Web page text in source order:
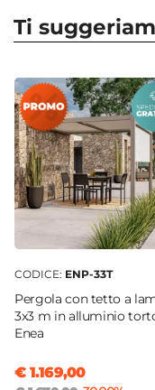
Dimensioni
Altezza
50 cm
Profondità Vaso
24 cm
Colore
Blu
Materiale
Appoggio
Ti
CODICE: ENP-33T
Pergola con tetto a
3x3 m in alluminio
Enea
€ 1.169,00